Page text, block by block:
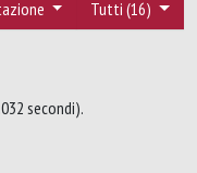
Tutti (16)
secondi).